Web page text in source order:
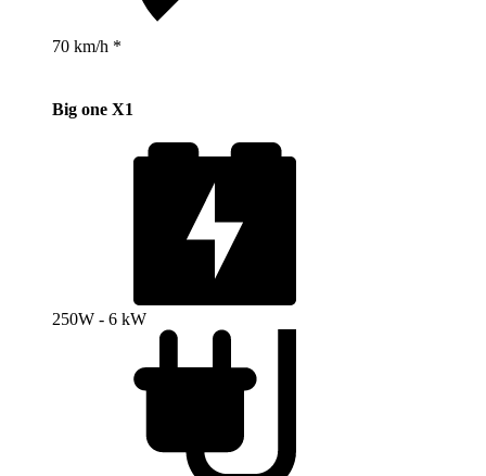
70 km/h *
Big one X1
250W - 6 kW